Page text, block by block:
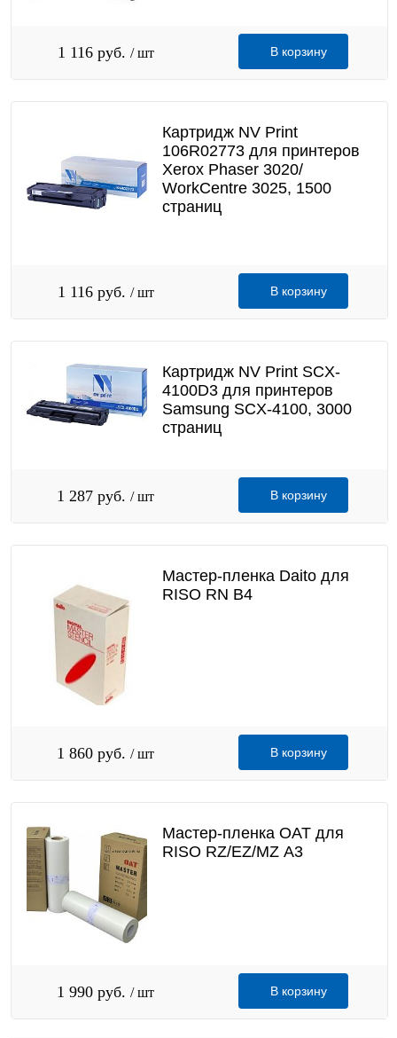
1 116 руб. / шт В корзину
Картридж NV Print
106R02773 для принтеров
Xerox Phaser 3020/
WorkCentre 3025, 1500
страниц
1 116 руб. / шт В корзину
Картридж NV Print SCX-
4100D3 для принтеров
Samsung SCX-4100, 3000
страниц
1 287 руб. / шт В корзину
Мастер-пленка Daito для
RISO RN B4
1 860 руб. / шт В корзину
Мастер-пленка OAT для
RISO RZ/EZ/MZ А3
1 990 руб. / шт В корзину